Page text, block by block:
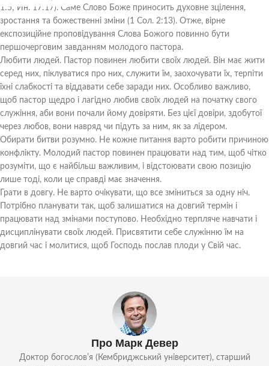
1:5; Йн. 17:17). Саме Слово Боже приносить духовне зцілення,
зростання та божественні зміни (1 Сол. 2:13). Отже, вірне
експозиційне проповідування Слова Божого повинно бути
першочерговим завданням молодого пастора.
Любити людей. Пастор повинен любити своїх людей. Він має жити
серед них, піклуватися про них, служити їм, заохочувати їх, терпіти
їхні слабкості та віддавати себе заради них. Особливо важливо,
щоб пастор щедро і лагідно любив своїх людей на початку свого
служіння, аби вони почали йому довіряти. Без цієї довіри, здобутої
через любов, вони навряд чи підуть за ним, як за лідером.
Обирати битви розумно. Не кожне питання варто робити причиною
конфлікту. Молодий пастор повинен працювати над тим, щоб чітко
розуміти, що є найбільш важливим, і відстоювати свою позицію
лише тоді, коли це справді має значення.
Грати в довгу. Не варто очікувати, що все зміниться за одну ніч.
Потрібно планувати так, щоб залишатися на довгий термін і
працювати над змінами поступово. Необхідно терпляче навчати і
дисциплінувати своїх людей. Присвятити себе служінню їм на
довгий час і молитися, щоб Господь послав плоди у Свій час.
Про Марк Девер
Доктор богословʼя (Кембриджський університет), старший